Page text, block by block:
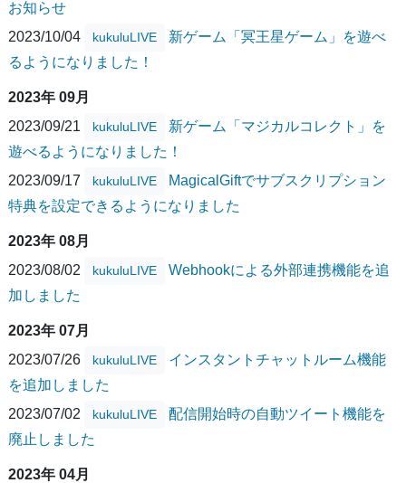
お知らせ
2023/10/04
kukuluLIVE
新ゲーム「冥王星ゲーム」を遊べ
るようになりました！
2023年 09月
2023/09/21
kukuluLIVE
新ゲーム「マジカルコレクト」を
遊べるようになりました！
2023/09/17
kukuluLIVE
MagicalGiftでサブスクリプション
特典を設定できるようになりました
2023年 08月
2023/08/02
kukuluLIVE
Webhookによる外部連携機能を追
加しました
2023年 07月
2023/07/26
kukuluLIVE
インスタントチャットルーム機能
を追加しました
2023/07/02
kukuluLIVE
配信開始時の自動ツイート機能を
廃止しました
2023年 04月